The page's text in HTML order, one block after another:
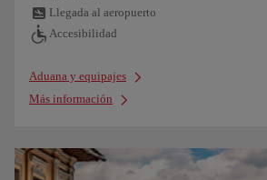
Llegada al aeropuerto
Accesibilidad
Aduana y equipajes
Más información